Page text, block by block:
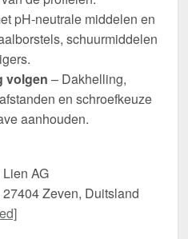
pH-neutrale middelen en
schuurmiddelen
volgen – Dakhelling,
en schroefkeuze
aanhouden.
AG
Zeven, Duitsland